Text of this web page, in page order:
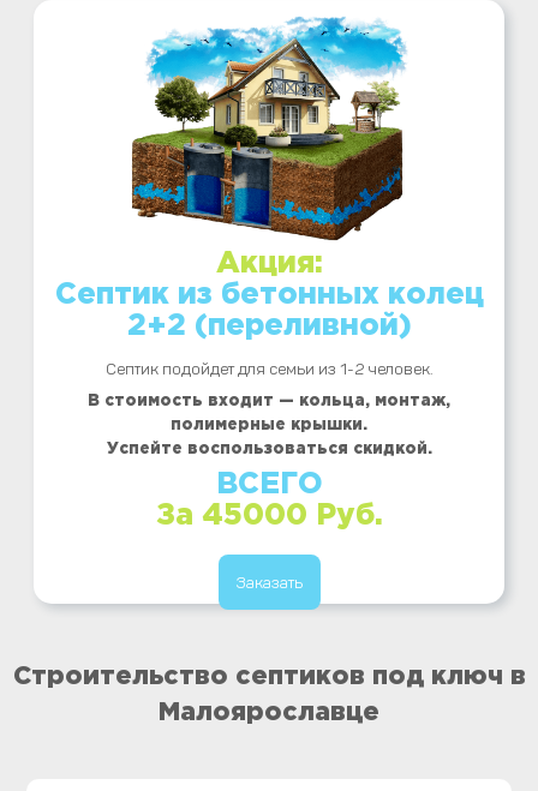
Акция:
Септик из бетонных колец
2+2 (переливной)
Септик подойдет для семьи из 1-2 человек.
В стоимость входит — кольца, монтаж,
полимерные крышки.
Успейте воспользоваться скидкой.
ВСЕГО
За 45000 Руб.
Заказать
Строительство септиков под ключ в
Малоярославце